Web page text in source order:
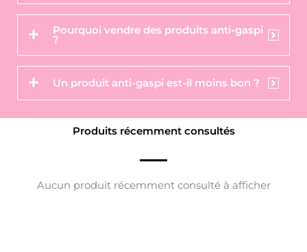
Pourquoi vendre des produits anti-gaspi
?
Un produit anti-gaspi est-il moins bon ?
Produits récemment consultés
Aucun produit récemment consulté à afficher